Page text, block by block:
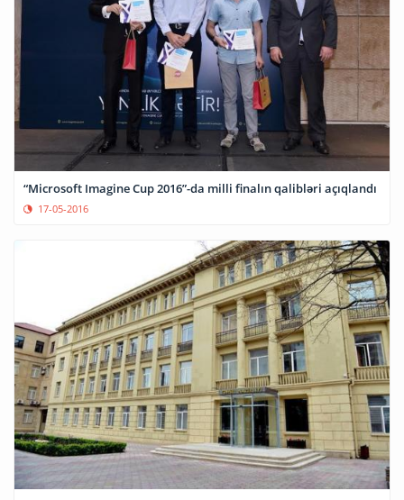
“Microsoft Imagine Cup 2016”-da milli finalın qalibləri açıqlandı
17-05-2016